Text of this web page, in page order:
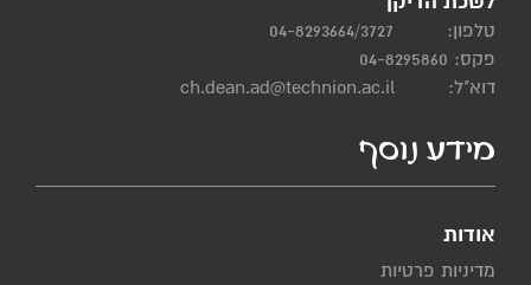
טלפון:
04-8293664/3727
פקס: 04-8295860
דוא"ל:
ch.dean.ad@technion.ac.il
מידע נוסף
אודות
מדיניות פרטיות